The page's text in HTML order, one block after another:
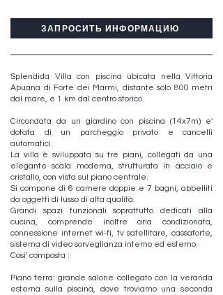
ЗАПРОСИТЬ ИНФОРМАЦИЮ
Splendida Villa con piscina ubicata nella Vittoria
Apuana di Forte dei Marmi, distante solo 800 metri
dal mare, e 1 km dal centro storico.
Circondata da un giardino con piscina (14x7m) e'
dotata di un parcheggio privato e cancelli
automatici.
La villa è sviluppata su tre piani, collegati da una
elegante scala moderna, strutturata in acciaio e
cristallo, con vista sul piano centrale.
Si compone di 6 camere doppie e 7 bagni, abbelliti
da oggetti di lusso di alta qualità.
Grandi spazi funzionali soprattutto dedicati alla
cucina, comprende inoltre aria condizionata,
connessione internet wi-fi, tv satellitare, cassaforte,
sistema di video sorveglianza interno ed esterno.
Cosi' composta :
Piano terra: grande salone collegato con la veranda
esterna sulla piscina, dove troviamo una seconda